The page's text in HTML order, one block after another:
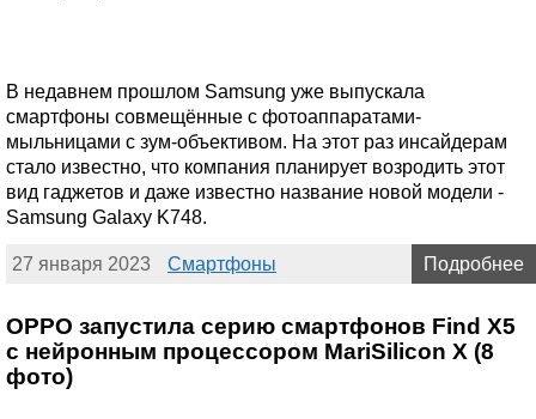
В недавнем прошлом Samsung уже выпускала
смартфоны совмещённые с фотоаппаратами-
мыльницами с зум-объективом. На этот раз инсайдерам
стало известно, что компания планирует возродить этот
вид гаджетов и даже известно название новой модели -
Samsung Galaxy K748.
27 января 2023 Смартфоны Подробнее
OPPO запустила серию смартфонов Find X5
с нейронным процессором MariSilicon X (8
фото)